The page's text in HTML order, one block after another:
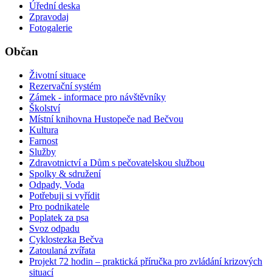
Úřední deska
Zpravodaj
Fotogalerie
Občan
Životní situace
Rezervační systém
Zámek - informace pro návštěvníky
Školství
Místní knihovna Hustopeče nad Bečvou
Kultura
Farnost
Služby
Zdravotnictví a Dům s pečovatelskou službou
Spolky & sdružení
Odpady, Voda
Potřebuji si vyřídit
Pro podnikatele
Poplatek za psa
Svoz odpadu
Cyklostezka Bečva
Zatoulaná zvířata
Projekt 72 hodin – praktická příručka pro zvládání krizových
situací